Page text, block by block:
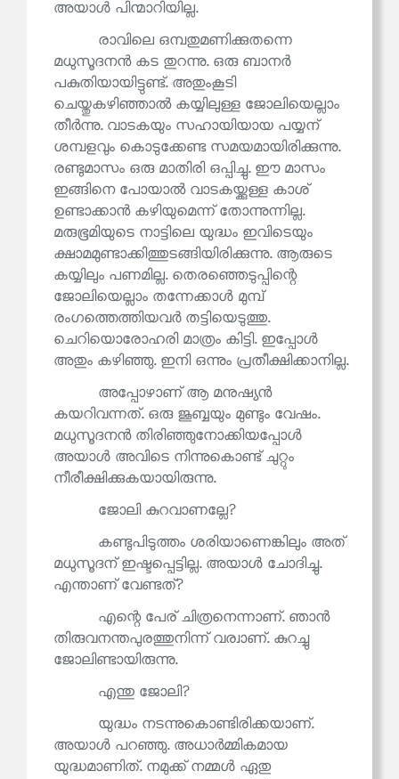
അയാൾ പിന്മാറിയില്ല.
രാവിലെ ഒമ്പതുമണിക്കുതന്നെ
മധുസൂദനൻ കട തുറന്നു. ഒരു ബാനർ
പകുതിയായിട്ടുണ്ട്. അതുംകൂടി
ചെയ്തുകഴിഞ്ഞാൽ കയ്യിലുള്ള ജോലിയെല്ലാം
തീർന്നു. വാടകയും സഹായിയായ പയ്യന്
ശമ്പളവും കൊടുക്കേണ്ട സമയമായിരിക്കുന്നു.
രണ്ടുമാസം ഒരു മാതിരി ഒപ്പിച്ചു. ഈ മാസം
ഇങ്ങിനെ പോയാൽ വാടകയ്ക്കുള്ള കാശ്
ഉണ്ടാക്കാൻ കഴിയുമെന്ന് തോന്നുന്നില്ല.
മരുഭൂമിയുടെ നാട്ടിലെ യുദ്ധം ഇവിടെയും
ക്ഷാമമുണ്ടാക്കിത്തുടങ്ങിയിരിക്കുന്നു. ആരുടെ
കയ്യിലും പണമില്ല. തെരഞ്ഞെടുപ്പിന്റെ
ജോലിയെല്ലാം തന്നേക്കാൾ മുമ്പ്
രംഗത്തെത്തിയവർ തട്ടിയെടുത്തു.
ചെറിയൊരോഹരി മാത്രം കിട്ടി. ഇപ്പോൾ
അതും കഴിഞ്ഞു. ഇനി ഒന്നും പ്രതീക്ഷിക്കാനില്ല.
അപ്പോഴാണ് ആ മനുഷ്യൻ
കയറിവന്നത്. ഒരു ജൂബ്ബയും മുണ്ടും വേഷം.
മധുസൂദനൻ തിരിഞ്ഞുനോക്കിയപ്പോൾ
അയാൾ അവിടെ നിന്നുകൊണ്ട് ചുറ്റും
നീരീക്ഷിക്കുകയായിരുന്നു.
ജോലി കുറവാണല്ലേ?
കണ്ടുപിടുത്തം ശരിയാണെങ്കിലും അത്
മധുസൂദന് ഇഷ്ടപ്പെട്ടില്ല. അയാൾ ചോദിച്ചു.
എന്താണ് വേണ്ടത്?
എന്റെ പേര് ചിത്രനെന്നാണ്. ഞാൻ
തിരുവനന്തപുരത്തുനിന്ന് വര്വാണ്. കുറച്ചു
ജോലിണ്ടായിരുന്നു.
എന്തു ജോലി?
യുദ്ധം നടന്നുകൊണ്ടിരിക്കയാണ്.
അയാൾ പറഞ്ഞു. അധാർമ്മികമായ
യുദ്ധമാണിത്. നമുക്ക് നമ്മൾ ഏതു